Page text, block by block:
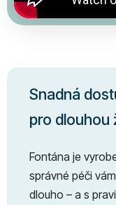
Snadná
pro dlouhou
Fontána je
správné péči
dlouho – a s